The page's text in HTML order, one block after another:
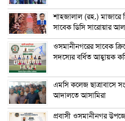
শাহজালাল (রহ.) মাজারে
সাবেক ডিসি সারোয়ার
ওসমানীনগরের সাবেক
সদস্যের বর্ধিত আহ্বায়ক
এম‌সি কলেজ ছাত্রাবাসে
আদালতে আসামিরা
প্রবাসী ওসমানীনগর